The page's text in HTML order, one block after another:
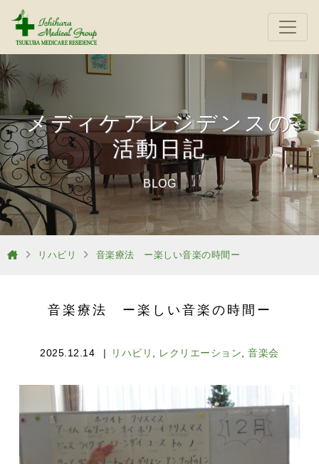
メディケアレジデンスの
活動日記
BLOG
リハビリ 音楽療法 ー楽しい音楽の時間ー
音楽療法 ー楽しい音楽の時間ー
2025.12.14 リハビリ レクリエーション ,音楽会